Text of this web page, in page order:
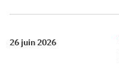
26 juin 2026